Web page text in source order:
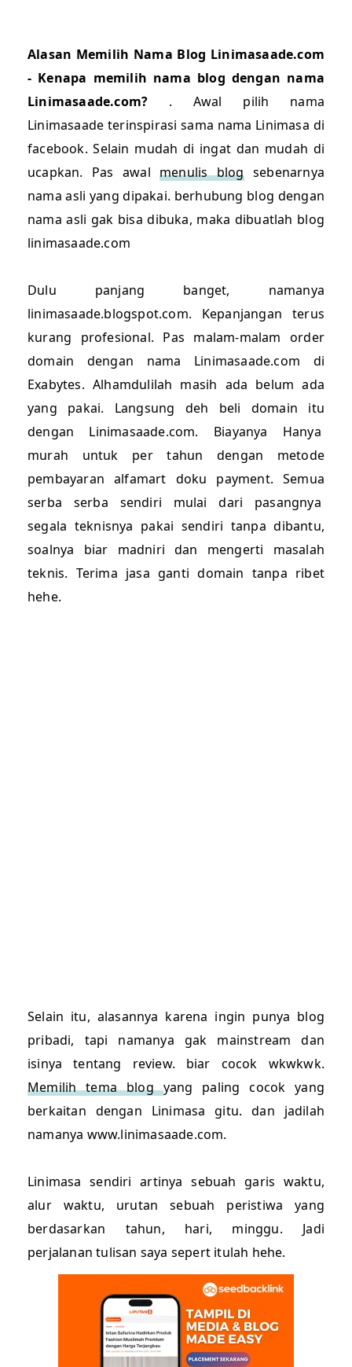
Alasan Memilih Nama Blog Linimasaade.com
- Kenapa memilih nama blog dengan nama
Linimasaade.com? . Awal pilih nama
Linimasaade terinspirasi sama nama Linimasa di
facebook. Selain mudah di ingat dan mudah di
ucapkan. Pas awalmenulis blogsebenarnya
nama asli yang dipakai. berhubung blog dengan
nama asli gak bisa dibuka, maka dibuatlah blog
linimasaade.com
Dulu panjang banget, namanya
linimasaade.blogspot.com. Kepanjangan terus
kurang profesional. Pas malam-malam order
domain dengan nama Linimasaade.com di
Exabytes. Alhamdulilah masih ada belum ada
yang pakai. Langsung deh beli domain itu
dengan Linimasaade.com. Biayanya Hanya
murah untuk per tahun dengan metode
pembayaran alfamart doku payment. Semua
serba serba sendiri mulai dari pasangnya
segala teknisnya pakai sendiri tanpa dibantu,
soalnya biar madniri dan mengerti masalah
teknis. Terima jasa ganti domain tanpa ribet
hehe.
Selain itu, alasannya karena ingin punya blog
pribadi, tapi namanya gak mainstream dan
isinya tentang review. biar cocok wkwkwk.
Memilih tema blogyang paling cocok yang
berkaitan dengan Linimasa gitu. dan jadilah
namanya www.linimasaade.com.
Linimasa sendiri artinya sebuah garis waktu,
alur waktu, urutan sebuah peristiwa yang
berdasarkan tahun, hari, minggu. Jadi
perjalanan tulisan saya sepert itulah hehe.